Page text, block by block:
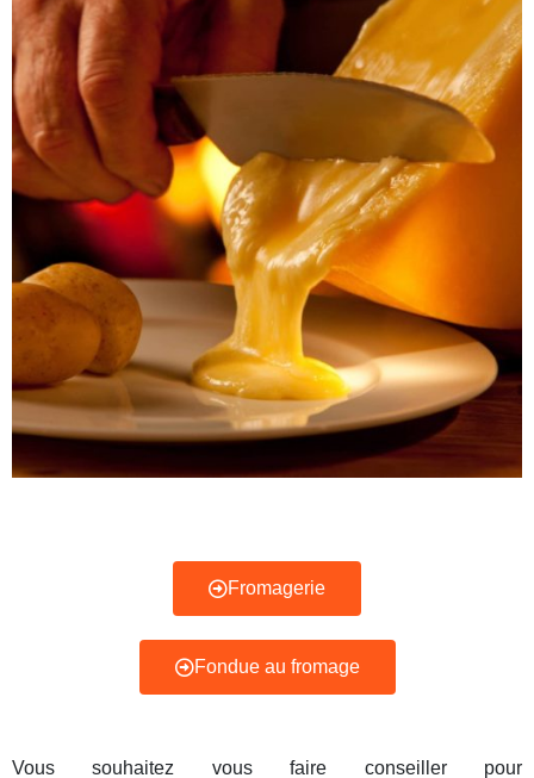
Fromagerie
Fondue au fromage
Vous souhaitez vous faire conseiller pour